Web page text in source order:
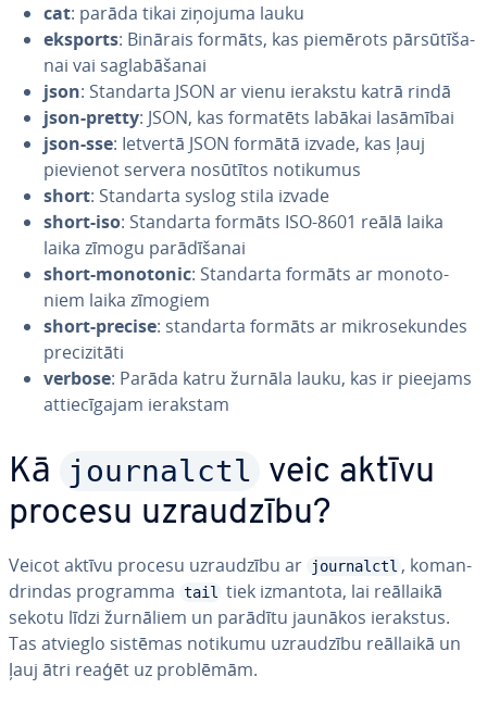
cat: parāda tikai ziņojuma lauku
eksports: Binārais formāts, kas piemērots pār­sū­tī­ša­
nai vai sa­gla­bā­ša­nai
json: Standarta JSON ar vienu ierakstu katrā rindā
json-pretty: JSON, kas formatēts labākai lasāmībai
json-sse: Ietvertā JSON formātā izvade, kas ļauj
pievienot servera nosūtītos notikumus
short: Standarta syslog stila izvade
short-iso: Standarta formāts ISO-8601 reālā laika
laika zīmogu pa­rā­dī­ša­nai
short-monotonic: Standarta formāts ar mo­no­to­
niem laika zīmogiem
short-precise: standarta formāts ar mik­ro­se­kun­des
pre­ci­zi­tā­ti
verbose: Parāda katru žurnāla lauku, kas ir pieejams
at­tie­cī­ga­jam ierakstam
Kā journalctl veic aktīvu
procesu uz­rau­dzī­bu?
Veicot aktīvu procesu uz­rau­dzī­bu ar journalctl , ko­man­
drin­das programma tail
tiek izmantota, lai reāllaikā
sekotu līdzi žurnāliem un parādītu jaunākos ierakstus.
Tas atvieglo sistēmas notikumu uz­rau­dzī­bu reāllaikā un
ļauj ātri reaģēt uz problēmām.